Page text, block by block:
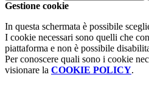
Gestione cookie
In questa schermata è possibile
I cookie necessari sono quelli che
piattaforma e non è possibile
Per conoscere quali sono i cookie
visionare la COOKIE POLICY.